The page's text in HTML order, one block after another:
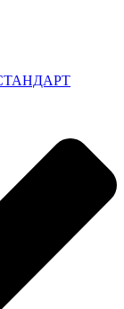
СТАНДАРТ